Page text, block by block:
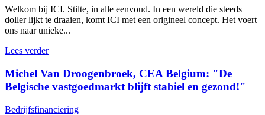
Welkom bij ICI. Stilte, in alle eenvoud. In een wereld die steeds
doller lijkt te draaien, komt ICI met een origineel concept. Het voert
ons naar unieke...
Lees verder
Michel Van Droogenbroek, CEA Belgium: "De
Belgische vastgoedmarkt blijft stabiel en gezond!"
Bedrijfsfinanciering